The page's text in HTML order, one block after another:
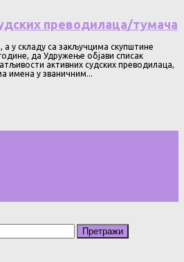
преводилаца/тумача
а у складу са закључцима скупштине
да Удружење објави списак
активних судских преводилаца,
имена у званичним...